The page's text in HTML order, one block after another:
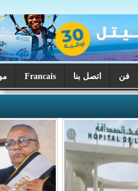
Francais موريتانيا اليوم